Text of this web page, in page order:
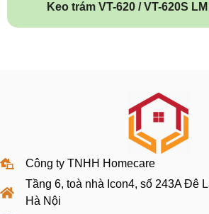
Keo trám VT-620 / VT-620S
Công ty TNHH Homecare
Tầng 6, toà nhà Icon4, số 243A Đê
Hà Nội